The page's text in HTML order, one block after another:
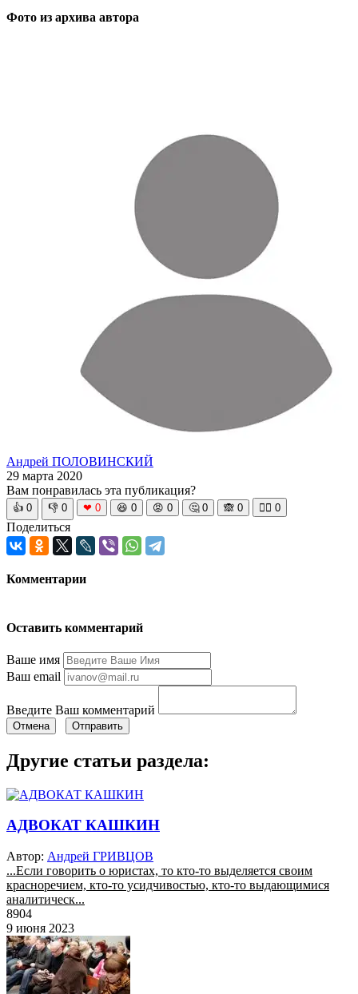
Фото из архива автора
Андрей ПОЛОВИНСКИЙ
29 марта 2020
Вам понравилась эта публикация?
👍 0 👎 0 ❤ 0 😆 0 😡 0 🤔 0 🙈 0 🧘‍♀️ 0
Поделиться
Комментарии
Оставить комментарий
Ваше имя
Ваш email
Введите Ваш комментарий
Отмена Отправить
Другие статьи раздела:
АДВОКАТ КАШКИН
Автор: Андрей ГРИВЦОВ
...Если говорить о юристах, то кто-то выделяется своим
красноречием, кто-то усидчивостью, кто-то выдающимися
аналитическ...
8904
9 июня 2023